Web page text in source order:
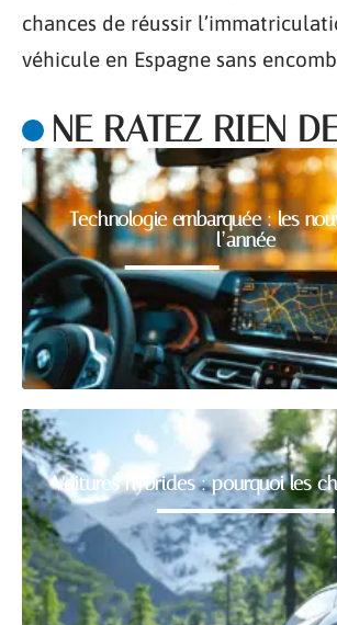
chances de réussir
véhicule en Espagne sans
NE RATEZ RIEN
Technologie embarquée : les
l’année
Voitures hybrides : pourquoi les